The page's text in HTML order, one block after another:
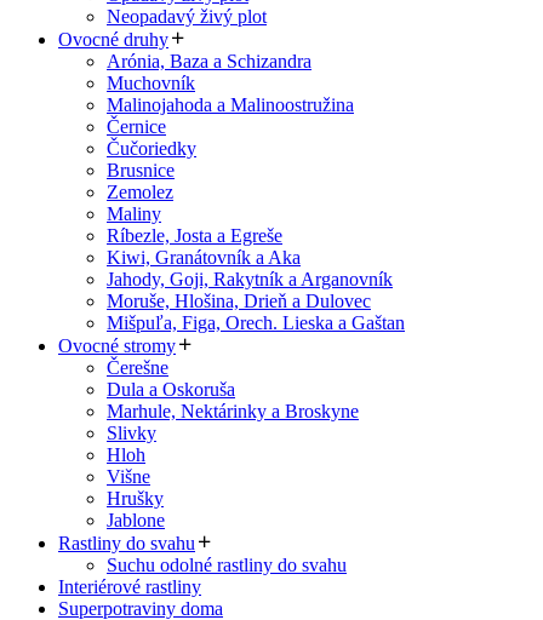
Neopadavý živý plot
Ovocné druhy
Arónia, Baza a Schizandra
Muchovník
Malinojahoda a Malinoostružina
Černice
Čučoriedky
Brusnice
Zemolez
Maliny
Ríbezle, Josta a Egreše
Kiwi, Granátovník a Aka
Jahody, Goji, Rakytník a Arganovník
Moruše, Hlošina, Drieň a Dulovec
Mišpuľa, Figa, Orech. Lieska a Gaštan
Ovocné stromy
Čerešne
Dula a Oskoruša
Marhule, Nektárinky a Broskyne
Slivky
Hloh
Višne
Hrušky
Jablone
Rastliny do svahu
Suchu odolné rastliny do svahu
Interiérové rastliny
Superpotraviny doma